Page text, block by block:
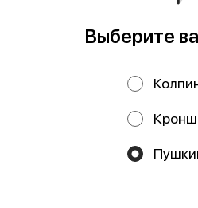
Политика
Выберите